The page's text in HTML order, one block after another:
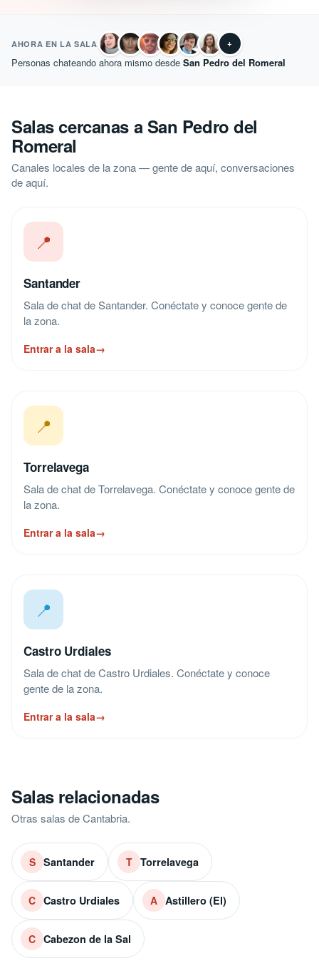
AHORA EN LA SALA +
Personas chateando ahora mismo desde San Pedro del Romeral
Salas cercanas a San Pedro del
Romeral
Canales locales de la zona — gente de aquí, conversaciones
de aquí.
📍
Santander
Sala de chat de Santander. Conéctate y conoce gente de
la zona.
Entrar a la sala→
📍
Torrelavega
Sala de chat de Torrelavega. Conéctate y conoce gente de
la zona.
Entrar a la sala→
📍
Castro Urdiales
Sala de chat de Castro Urdiales. Conéctate y conoce
gente de la zona.
Entrar a la sala→
Salas relacionadas
Otras salas de Cantabria.
S Santander T Torrelavega
C Castro Urdiales A Astillero (El)
C Cabezon de la Sal